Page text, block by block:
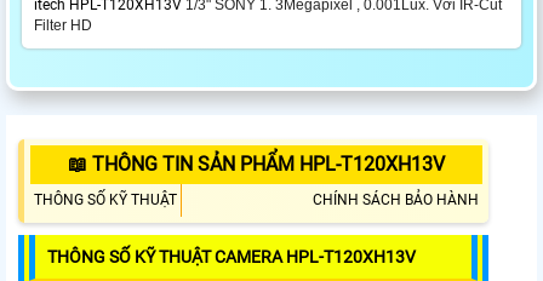
itech HPL-T120XH13V 1/3" SONY 1. 3Megapixel , 0.001Lux. Với IR-Cut
Filter HD
📖 THÔNG TIN SẢN PHẨM HPL-T120XH13V
THÔNG SỐ KỸ THUẬT CHÍNH SÁCH BẢO HÀNH
THÔNG SỐ KỸ THUẬT CAMERA HPL-T120XH13V